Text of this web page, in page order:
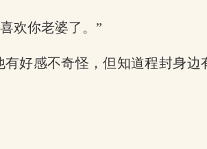
欢你老婆了。”
好感不奇怪，但知道程封身